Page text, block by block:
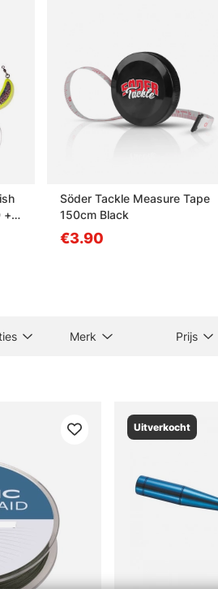
+
Söder Tackle Measure Tape
150cm Black
€3.90
Merk Prijs
Uitverkocht